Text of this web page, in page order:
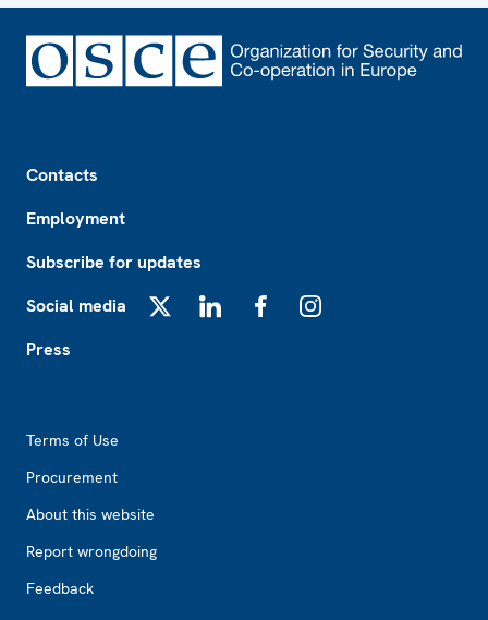
Contacts
Employment
Subscribe for updates
Social media
Press
Terms of Use
Procurement
About this website
Report wrongdoing
Feedback